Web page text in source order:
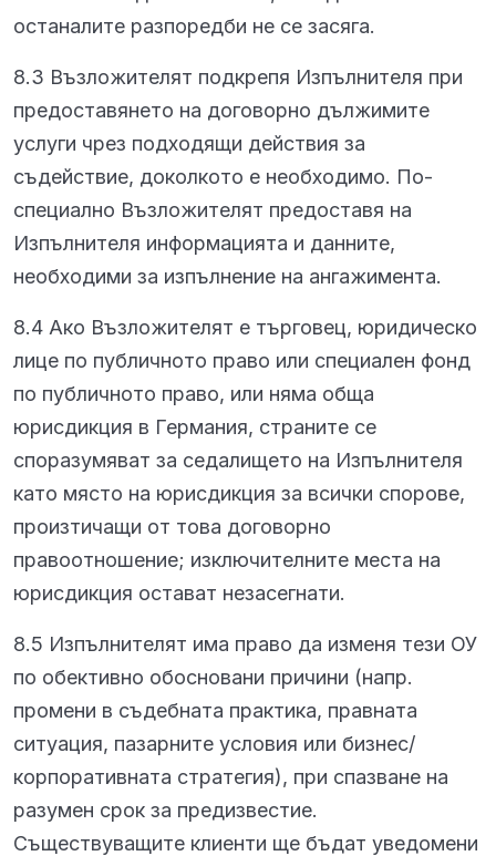
останалите разпоредби не се засяга.
8.3 Възложителят подкрепя Изпълнителя при
предоставянето на договорно дължимите
услуги чрез подходящи действия за
съдействие, доколкото е необходимо. По-
специално Възложителят предоставя на
Изпълнителя информацията и данните,
необходими за изпълнение на ангажимента.
8.4 Ако Възложителят е търговец, юридическо
лице по публичното право или специален фонд
по публичното право, или няма обща
юрисдикция в Германия, страните се
споразумяват за седалището на Изпълнителя
като място на юрисдикция за всички спорове,
произтичащи от това договорно
правоотношение; изключителните места на
юрисдикция остават незасегнати.
8.5 Изпълнителят има право да изменя тези ОУ
по обективно обосновани причини (напр.
промени в съдебната практика, правната
ситуация, пазарните условия или бизнес/
корпоративната стратегия), при спазване на
разумен срок за предизвестие.
Съществуващите клиенти ще бъдат уведомени